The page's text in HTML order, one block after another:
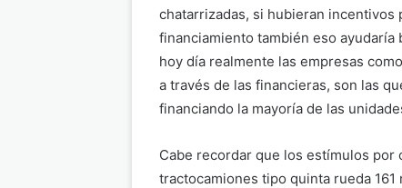
chatarrizadas, si hubieran incentivos
financiamiento también eso ayudaría
hoy día realmente las empresas
a través de las financieras, son las
financiando la mayoría de las
Cabe recordar que los estímulos por
tractocamiones tipo quinta rueda